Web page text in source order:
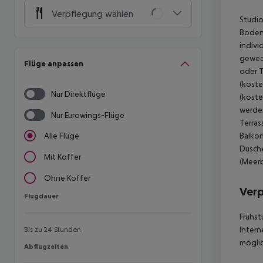
Verpflegung wählen
Flüge anpassen
Nur Direktflüge
Nur Eurowings-Flüge
Alle Flüge
Mit Koffer
Ohne Koffer
Flugdauer
Flugdauer
Bis zu 24 Stunden
Abflugzeiten
Abflugzeiten
oder